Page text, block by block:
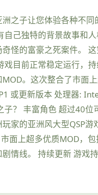
之子让您体验各种不
自己独特的背景故事和
怪的富豪之死案件。
戏目前正常稳定运行，
。这次整合了市面
或更新版本 处理器:
子？ 丰富角色 超过40
家的亚洲风大型QSP
面上超多优质MOD，
情线。 持续更新 游戏